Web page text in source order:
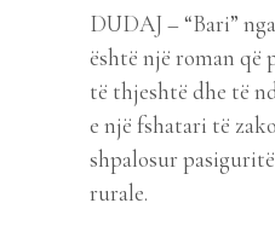
DUDAJ – “Bari”
është një roman që
të thjeshtë dhe të
e një fshatari të
shpalosur
rurale.